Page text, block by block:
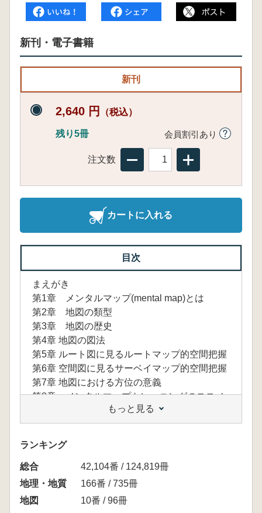
新刊・電子書籍
新刊
2,640 円 （税込）
残り5冊 会員割引あり
注文数
カートに入れる
目次
まえがき
第1章 メンタルマップ(mental map)とは
第2章 地図の類型
第3章 地図の歴史
第4章 地図の図法
第5章 ルート図に見るルートマップ的空間把握
第6章 空間図に見るサーベイマップ的空間把握
第7章 地図における方位の意義
第8章 メンタルマップトレーニングのススメ
第9章 身近な地域の地図でトレーニング
第10章 市町村図でトレーニング
第11章 都道府県図でトレーニング
第12章 日本地図でトレーニング
第13章 アジア図でトレーニング
第14章 世界地図でトレーニング
第15章 まとめのテスト
もっと見る
ランキング
総合
42,104番 / 124,819冊
地理・地質
166番 / 735冊
地図
10番 / 96冊